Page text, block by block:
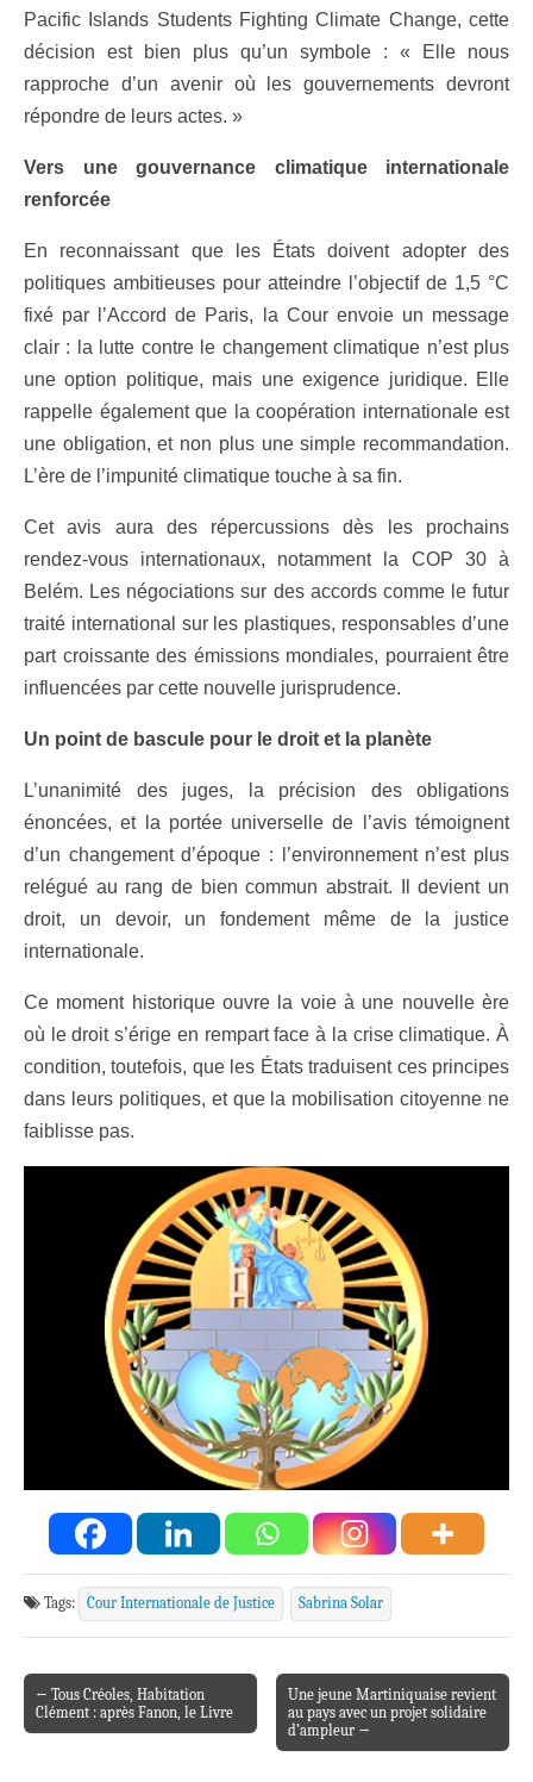
Pacific Islands Students Fighting Climate Change, cette
décision est bien plus qu’un symbole : « Elle nous
rapproche d’un avenir où les gouvernements devront
répondre de leurs actes. »
Vers une gouvernance climatique internationale
renforcée
En reconnaissant que les États doivent adopter des
politiques ambitieuses pour atteindre l’objectif de 1,5 °C
fixé par l’Accord de Paris, la Cour envoie un message
clair : la lutte contre le changement climatique n’est plus
une option politique, mais une exigence juridique. Elle
rappelle également que la coopération internationale est
une obligation, et non plus une simple recommandation.
L’ère de l’impunité climatique touche à sa fin.
Cet avis aura des répercussions dès les prochains
rendez-vous internationaux, notamment la COP 30 à
Belém. Les négociations sur des accords comme le futur
traité international sur les plastiques, responsables d’une
part croissante des émissions mondiales, pourraient être
influencées par cette nouvelle jurisprudence.
Un point de bascule pour le droit et la planète
L’unanimité des juges, la précision des obligations
énoncées, et la portée universelle de l’avis témoignent
d’un changement d’époque : l’environnement n’est plus
relégué au rang de bien commun abstrait. Il devient un
droit, un devoir, un fondement même de la justice
internationale.
Ce moment historique ouvre la voie à une nouvelle ère
où le droit s’érige en rempart face à la crise climatique. À
condition, toutefois, que les États traduisent ces principes
dans leurs politiques, et que la mobilisation citoyenne ne
faiblisse pas.
Tags: Cour Internationale de Justice Sabrina Solar
Post navigation
← Tous Créoles, Habitation
Clément : après Fanon, le Livre
Une jeune Martiniquaise revient
au pays avec un projet solidaire
d’ampleur →